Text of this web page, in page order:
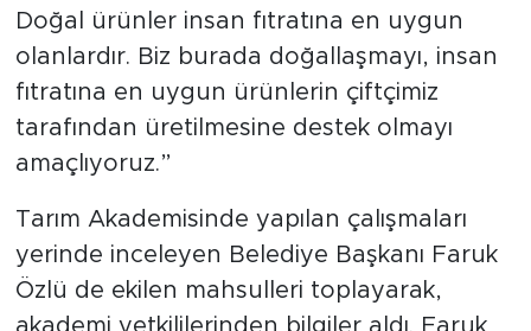
Doğal ürünler insan fıtratına en uygun
olanlardır. Biz burada doğallaşmayı, insan
fıtratına en uygun ürünlerin çiftçimiz
tarafından üretilmesine destek olmayı
amaçlıyoruz.”
Tarım Akademisinde yapılan çalışmaları
yerinde inceleyen Belediye Başkanı Faruk
Özlü de ekilen mahsulleri toplayarak,